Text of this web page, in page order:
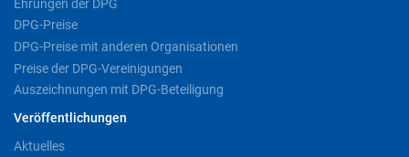
Ehrungen der DPG
DPG-Preise
DPG-Preise mit anderen Organisationen
Preise der DPG-Vereinigungen
Auszeichnungen mit DPG-Beteiligung
Veröffentlichungen
Aktuelles